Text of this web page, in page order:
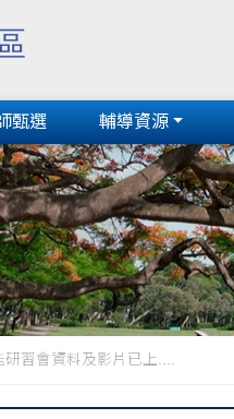
甄選 輔導資源
習會資料及影片已上....